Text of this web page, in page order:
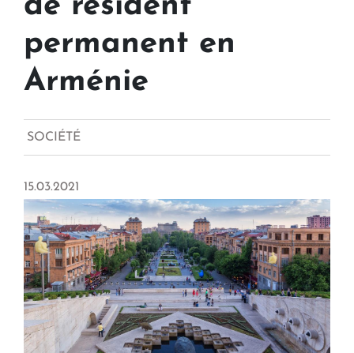
de résident
permanent en
Arménie
SOCIÉTÉ
15.03.2021